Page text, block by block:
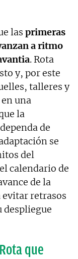
las primeras
a ritmo
. Rota
y, por este
talleres y
una
la
de
se
del
calendario de
de la
evitar retrasos
despliegue
que